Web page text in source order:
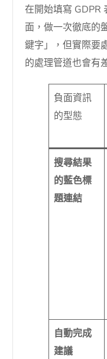
在開始填寫 GDPR
面，做一次徹底的
鍵字」，但實際要
的處理管道也會有
負面資訊
的型態
搜尋結果
的藍色標
題連結
自動完成
建議